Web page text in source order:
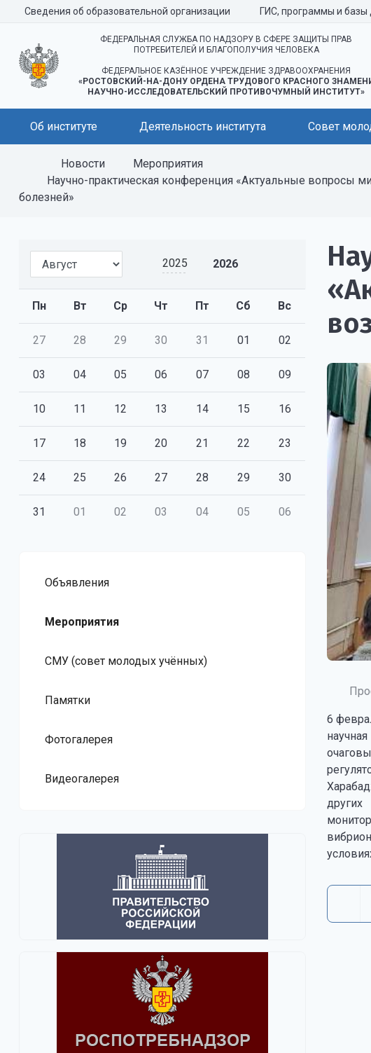
Сведения об образовательной организации ГИС, программы и базы
ФЕДЕРАЛЬНАЯ СЛУЖБА ПО НАДЗОРУ В СФЕРЕ ЗАЩИТЫ ПРАВ
ПОТРЕБИТЕЛЕЙ И БЛАГОПОЛУЧИЯ ЧЕЛОВЕКА
ФЕДЕРАЛЬНОЕ КАЗЁННОЕ УЧРЕЖДЕНИЕ ЗДРАВООХРАНЕНИЯ
«РОСТОВСКИЙ-НА-ДОНУ ОРДЕНА ТРУДОВОГО КРАСНОГО
НАУЧНО-ИССЛЕДОВАТЕЛЬСКИЙ ПРОТИВОЧУМНЫЙ ИНСТИТУТ»
Об институте Деятельность института Совет
Новости
Мероприятия
Научно-практическая конференция «Актуальные вопросы
болезней»
2025 2026
Пн Вт Ср Чт Пт Сб Вс
27 28 29 30 31 01 02
03 04 05 06 07 08 09
10 11 12 13 14 15 16
17 18 19 20 21 22 23
24 25 26 27 28 29 30
31 01 02 03 04 05 06
Объявления
Мероприятия
СМУ (совет молодых учённых)
Памятки
Фотогалерея
Видеогалерея
6